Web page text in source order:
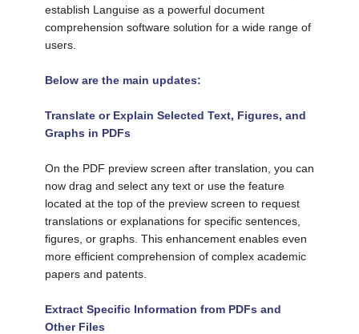
establish Languise as a powerful document
comprehension software solution for a wide range of
users.
Below are the main updates:
Translate or Explain Selected Text, Figures, and
Graphs in PDFs
On the PDF preview screen after translation, you can
now drag and select any text or use the feature
located at the top of the preview screen to request
translations or explanations for specific sentences,
figures, or graphs. This enhancement enables even
more efficient comprehension of complex academic
papers and patents.
Extract Specific Information from PDFs and
Other Files